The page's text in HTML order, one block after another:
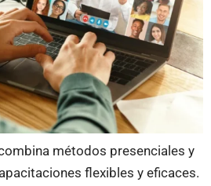
métodos presenciales y
flexibles y eficaces.